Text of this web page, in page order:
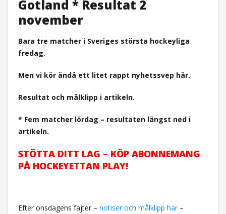
Gotland * Resultat 2
november
Bara tre matcher i Sveriges största hockeyliga
fredag.
Men vi kör ändå ett litet rappt nyhetssvep här.
Resultat och målklipp i artikeln.
* Fem matcher lördag – resultaten längst ned i
artikeln.
STÖTTA DITT LAG – KÖP ABONNEMANG
PÅ HOCKEYETTAN PLAY!
Efter onsdagens fajter – notiser och målklipp här–